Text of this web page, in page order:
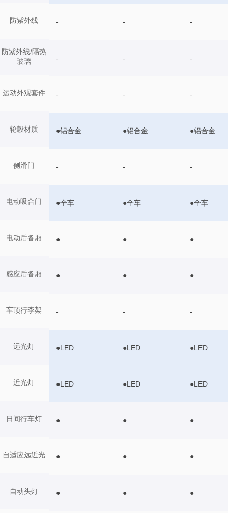
防紫外线
防紫外线/隔热
玻璃
运动外观套件
轮毂材质
侧滑门
电动吸合门
电动后备厢
感应后备厢
车顶行李架
远光灯
近光灯
日间行车灯
自适应远近光
自动头灯
- - -
- - -
- - -
●铝合金 ●铝合金 ●铝合金
- - -
●全车 ●全车 ●全车
● ● ●
● ● ●
- - -
●LED ●LED ●LED
●LED ●LED ●LED
● ● ●
● ● ●
● ● ●